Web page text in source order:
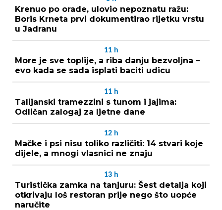
Krenuo po orade, ulovio nepoznatu ražu:
Boris Krneta prvi dokumentirao rijetku vrstu
u Jadranu
11 h
More je sve toplije, a riba danju bezvoljna –
evo kada se sada isplati baciti udicu
11 h
Talijanski tramezzini s tunom i jajima:
Odličan zalogaj za ljetne dane
12 h
Mačke i psi nisu toliko različiti: 14 stvari koje
dijele, a mnogi vlasnici ne znaju
13 h
Turistička zamka na tanjuru: Šest detalja koji
otkrivaju loš restoran prije nego što uopće
naručite